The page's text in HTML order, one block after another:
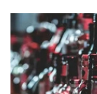
ശക്തമായ